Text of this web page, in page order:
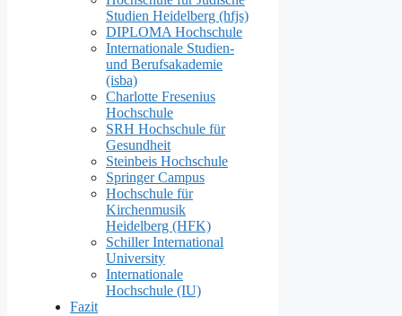
Studien Heidelberg (hfjs)
DIPLOMA Hochschule
Internationale Studien-
und Berufsakademie
(isba)
Charlotte Fresenius
Hochschule
SRH Hochschule für
Gesundheit
Steinbeis Hochschule
Springer Campus
Hochschule für
Kirchenmusik
Heidelberg (HFK)
Schiller International
University
Internationale
Hochschule (IU)
Fazit